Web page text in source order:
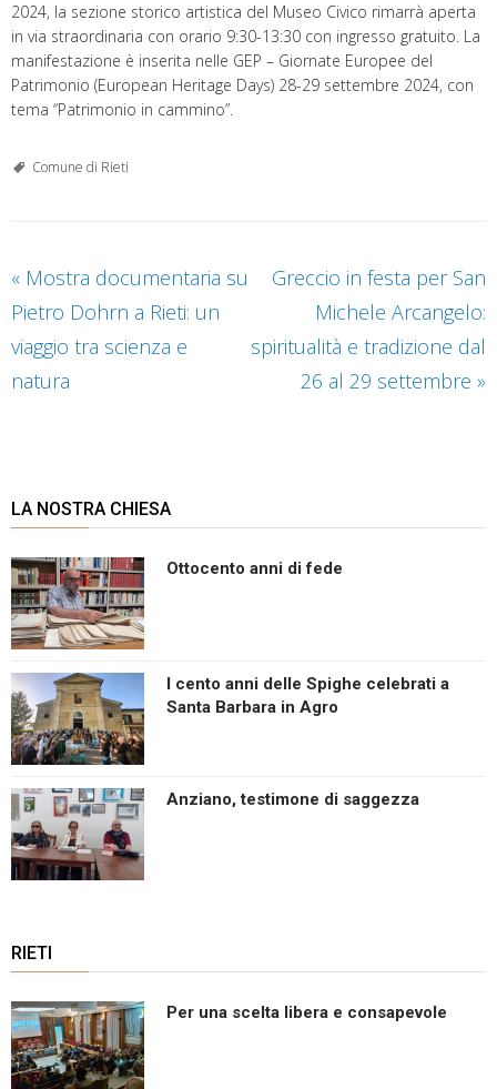
2024, la sezione storico artistica del Museo Civico rimarrà aperta
in via straordinaria con orario 9:30-13:30 con ingresso gratuito. La
manifestazione è inserita nelle GEP – Giornate Europee del
Patrimonio (European Heritage Days) 28-29 settembre 2024, con
tema “Patrimonio in cammino”.
Comune di Rieti
« Mostra documentaria su
Pietro Dohrn a Rieti: un
viaggio tra scienza e
natura
Greccio in festa per San
Michele Arcangelo:
spiritualità e tradizione dal
26 al 29 settembre »
LA NOSTRA CHIESA
Ottocento anni di fede
I cento anni delle Spighe celebrati a
Santa Barbara in Agro
Anziano, testimone di saggezza
RIETI
Per una scelta libera e consapevole